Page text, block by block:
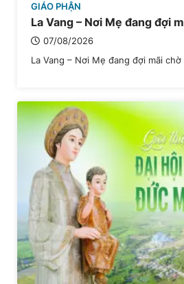
GIÁO PHẬN
La Vang – Nơi Mẹ đang đợi
07/08/2026
La Vang – Nơi Mẹ đang đợi mãi chờ